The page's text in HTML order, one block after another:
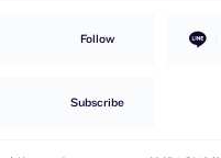
Follow
Subscribe